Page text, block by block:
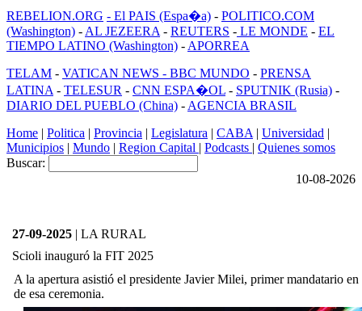
REBELION.ORG - El PAIS (Espa�a) - POLITICO.COM
(Washington) - AL JEZEERA - REUTERS - LE MONDE - EL
TIEMPO LATINO (Washington) - APORREA
TELAM - VATICAN NEWS - BBC MUNDO - PRENSA
LATINA - TELESUR - CNN ESPA�OL - SPUTNIK (Rusia) -
DIARIO DEL PUEBLO (China) - AGENCIA BRASIL
Home | Politica | Provincia | Legislatura | CABA | Universidad |
Municipios | Mundo | Region Capital | Podcasts | Quienes somos
Buscar:
10-08-2026
27-09-2025 | LA RURAL
Scioli inauguró la FIT 2025
A la apertura asistió el presidente Javier Milei, primer mandatario
de esa ceremonia.